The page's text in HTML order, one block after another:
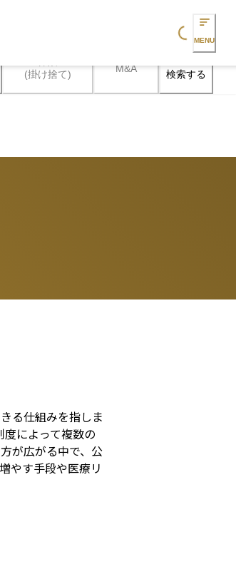
Loading...
MENU
(掛け捨て)
M&A 検索する
る仕組みを指しま
によって複数の
が広がる中で、公
やす手段や医療リ